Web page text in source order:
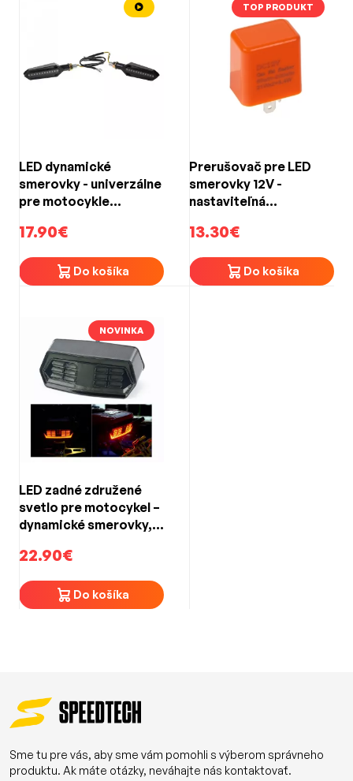
LED dynamické
smerovky - univerzálne
pre motocykle
17.90€
Do košíka
TOP PRODUKT
Prerušovač pre LED
smerovky 12V -
nastaviteľná
motocykle
13.30€
Do košíka
NOVINKA
LED zadné združené
svetlo pre motocykel –
dynamické smerovky,
svelo / ECE R50 /
22.90€
Do košíka
Sme tu pre vás, aby sme vám pomohli s výberom správneho
produktu. Ak máte otázky, neváhajte nás kontaktovať.